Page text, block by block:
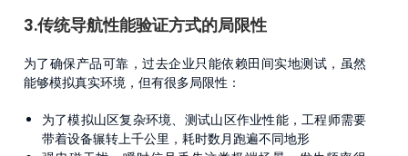
3.传统导航性能验证方式的局限性
为了确保产品可靠，过去企业只能依赖田间实地测试，虽然
能够模拟真实环境，但有很多局限性：
为了模拟山区复杂环境、测试山区作业性能，工程师需要
带着设备辗转上千公里，耗时数月跑遍不同地形